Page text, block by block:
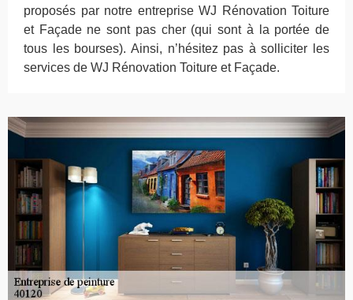
proposés par notre entreprise WJ Rénovation Toiture
et Façade ne sont pas cher (qui sont à la portée de
tous les bourses). Ainsi, n’hésitez pas à solliciter les
services de WJ Rénovation Toiture et Façade.